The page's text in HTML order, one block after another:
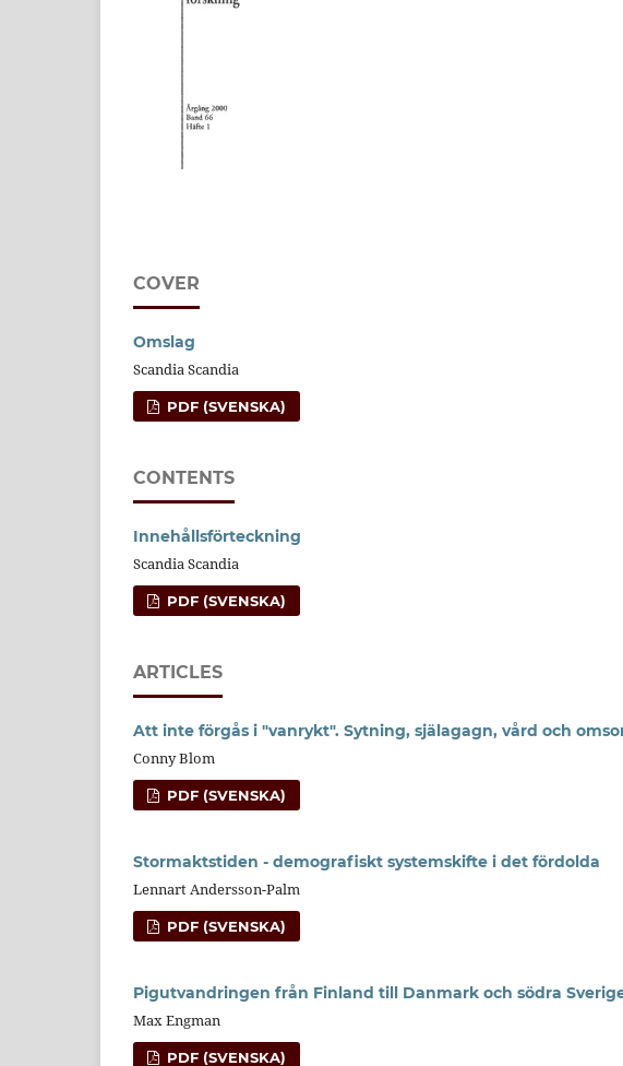
COVER
Omslag
Scandia Scandia
PDF (SVENSKA)
CONTENTS
Innehållsförteckning
Scandia Scandia
PDF (SVENSKA)
ARTICLES
Att inte förgås i "vanrykt". Sytning, själagagn, vård och
Conny Blom
PDF (SVENSKA)
Stormaktstiden - demografiskt systemskifte i det fördolda
Lennart Andersson-Palm
PDF (SVENSKA)
Pigutvandringen från Finland till Danmark och södra
Max Engman
PDF (SVENSKA)